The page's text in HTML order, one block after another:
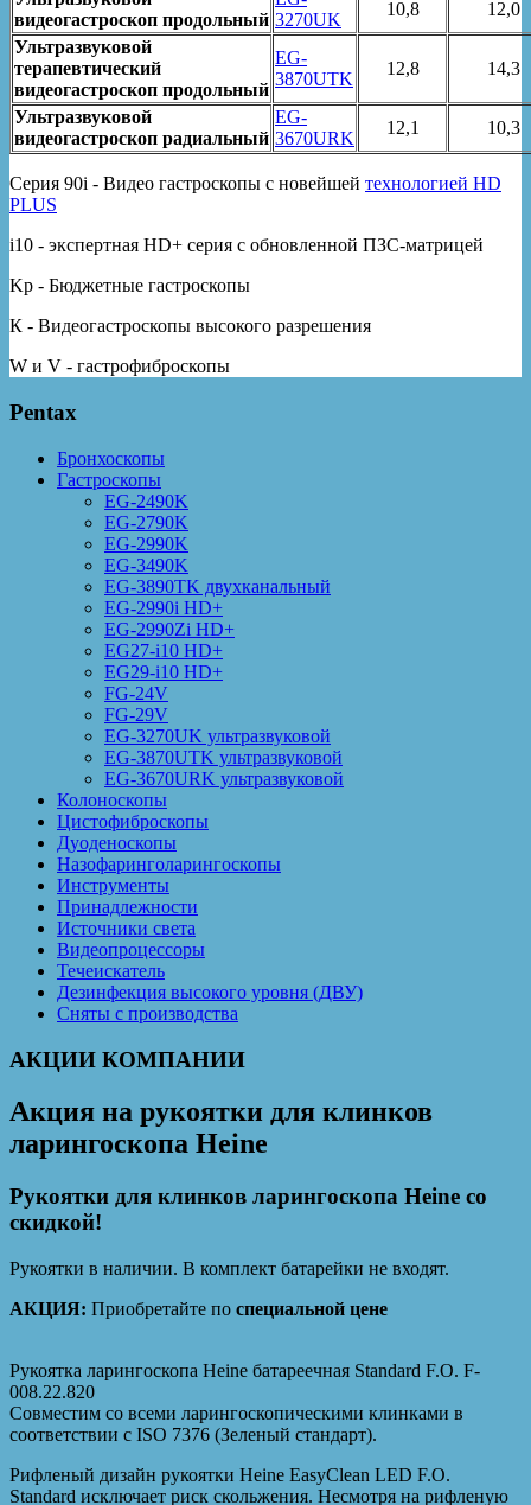
видеогастроскоп продольный 3270UK
10,8
12,0
Ультразвуковой
терапевтический
видеогастроскоп продольный
EG-
3870UTK
12,8 14,3
Ультразвуковой
видеогастроскоп радиальный
EG-
3670URK
12,1 10,3
Серия 90i - Видео гастроскопы с новейшей технологией HD
PLUS
i10 - экспертная HD+ серия с обновленной ПЗС-матрицей
Kp - Бюджетные гастроскопы
К - Видеогастроскопы высокого разрешения
W и V - гастрофиброскопы
Pentax
Бронхоскопы
Гастроскопы
EG-2490K
EG-2790K
EG-2990K
EG-3490K
EG-3890TK двухканальный
EG-2990i HD+
EG-2990Zi HD+
EG27-i10 HD+
EG29-i10 HD+
FG-24V
FG-29V
EG-3270UK ультразвуковой
EG-3870UTK ультразвуковой
EG-3670URK ультразвуковой
Колоноскопы
Цистофиброскопы
Дуоденоскопы
Назофаринголарингоскопы
Инструменты
Принадлежности
Источники света
Видеопроцессоры
Течеискатель
Дезинфекция высокого уровня (ДВУ)
Сняты с производства
АКЦИИ КОМПАНИИ
Акция на рукоятки для клинков
ларингоскопа Heine
Рукоятки для клинков ларингоскопа Heine со
скидкой!
Рукоятки в наличии. В комплект батарейки не входят.
АКЦИЯ: Приобретайте по специальной цене
Рукоятка ларингоскопа Heine батареечная Standard F.O. F-
008.22.820
Совместим со всеми ларингоскопическими клинками в
соответствии с ISO 7376 (Зеленый стандарт).
Рифленый дизайн рукоятки Heine EasyClean LED F.O.
Standard исключает риск скольжения. Несмотря на рифленую